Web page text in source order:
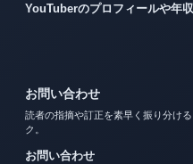
YouTuberのプロフィールや年
お問い合わせ
読者の指摘や訂正を素早く振り分け
ク。
お問い合わせ